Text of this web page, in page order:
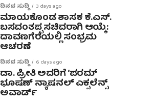
ದಿನದ ಸುದ್ದಿ 3 days ago
ಮಾಯಕೊಂಡ ಶಾಸಕ ಕೆ.ಎಸ್.
ಬಸವಂತಪ್ಪ ಸಚಿವರಾಗಿ ಆಯ್ಕೆ:
ದಾವಣಗೆರೆಯಲ್ಲಿ ಸಂಭ್ರಮ
ಆಚರಣೆ
ದಿನದ ಸುದ್ದಿ 6 days ago
ಡಾ. ಪ್ರೀತಿ ಅವರಿಗೆ ‘ಪರಮ್
ಭೂಷಣ್ ನ್ಯಾಷನಲ್ ಎಕ್ಸಲೆನ್ಸ್
ಅವಾರ್ಡ್